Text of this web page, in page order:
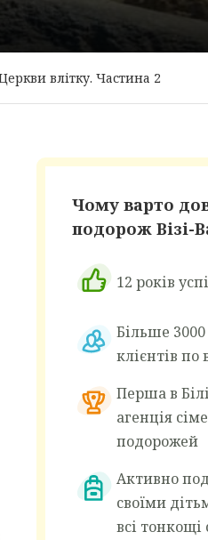
влітку. Частина 2
Чому варто
подорож Візі-
12 років
Більше
клієнтів по
Перша в
агенція
подорожей
Активно
своїми
всі тонкощі